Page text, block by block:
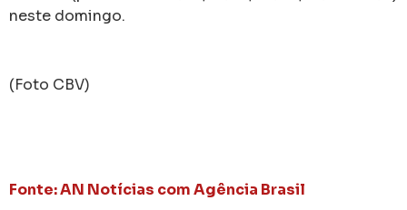
neste domingo.
(Foto CBV)
Fonte: AN Notícias com Agência Brasil